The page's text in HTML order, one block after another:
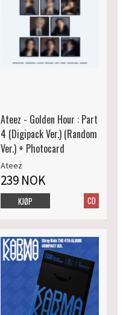
Ateez - Golden Hour : Part
4 (Digipack Ver.) (Random
Ver.) + Photocard
Ateez
239 NOK
CD
KJØP